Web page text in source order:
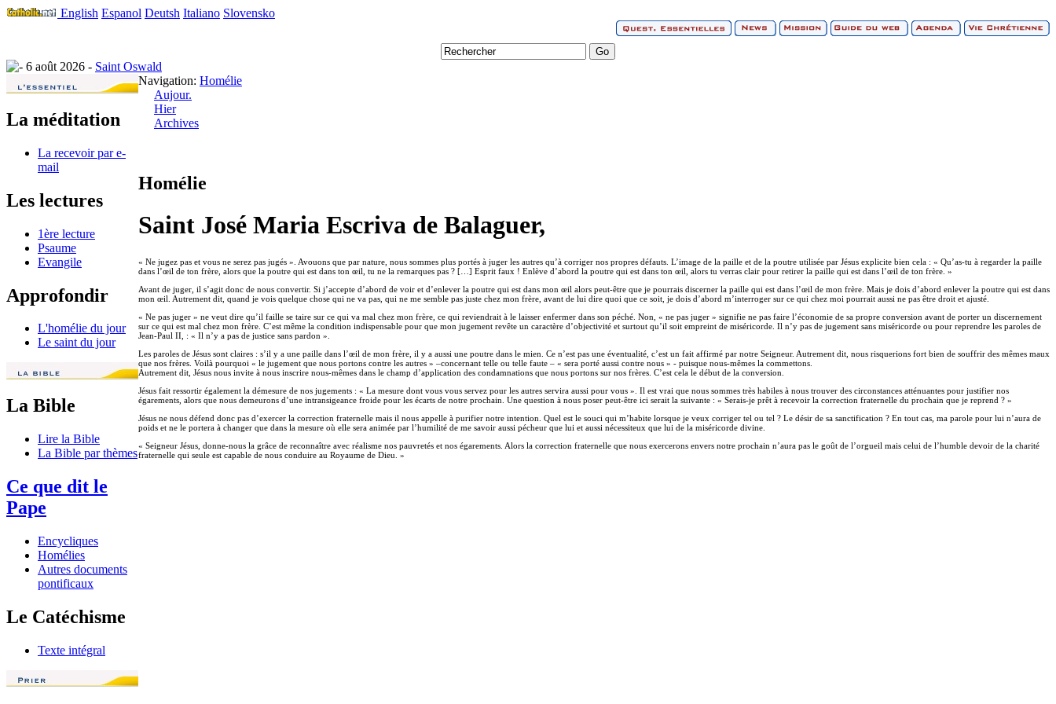
English Espanol Deutsh Italiano Slovensko
6 août 2026 - Saint Oswald
La méditation
La recevoir par e-
mail
Les lectures
1ère lecture
Psaume
Evangile
Approfondir
L'homélie du jour
Le saint du jour
La Bible
Lire la Bible
La Bible par thèmes
Ce que dit le
Pape
Encycliques
Homélies
Autres documents
pontificaux
Le Catéchisme
Texte intégral
Navigation: Homélie
Aujour.
Hier
Archives
Homélie
Saint José Maria Escriva de Balaguer,
« Ne jugez pas et vous ne serez pas jugés ». Avouons que par nature, nous sommes plus portés à juger les autres qu’à corriger nos propres défauts. L’image de la paille et de la poutre utilisée par Jésus explicite bien cela : « Qu’as-tu à regarder la paille
dans l’œil de ton frère, alors que la poutre qui est dans ton œil, tu ne la remarques pas ? […] Esprit faux ! Enlève d’abord la poutre qui est dans ton œil, alors tu verras clair pour retirer la paille qui est dans l’œil de ton frère. »
Avant de juger, il s’agit donc de nous convertir. Si j’accepte d’abord de voir et d’enlever la poutre qui est dans mon œil alors peut-être que je pourrais discerner la paille qui est dans l’œil de mon frère. Mais je dois d’abord enlever la poutre qui est dans
mon œil. Autrement dit, quand je vois quelque chose qui ne va pas, qui ne me semble pas juste chez mon frère, avant de lui dire quoi que ce soit, je dois d’abord m’interroger sur ce qui chez moi pourrait aussi ne pas être droit et ajusté.
« Ne pas juger » ne veut dire qu’il faille se taire sur ce qui va mal chez mon frère, ce qui reviendrait à le laisser enfermer dans son péché. Non, « ne pas juger » signifie ne pas faire l’économie de sa propre conversion avant de porter un discernement
sur ce qui est mal chez mon frère. C’est même la condition indispensable pour que mon jugement revête un caractère d’objectivité et surtout qu’il soit empreint de miséricorde. Il n’y pas de jugement sans miséricorde ou pour reprendre les paroles de
Jean-Paul II, : « Il n’y a pas de justice sans pardon ».
Les paroles de Jésus sont claires : s’il y a une paille dans l’œil de mon frère, il y a aussi une poutre dans le mien. Ce n’est pas une éventualité, c’est un fait affirmé par notre Seigneur. Autrement dit, nous risquerions fort bien de souffrir des mêmes maux
que nos frères. Voilà pourquoi « le jugement que nous portons contre les autres » –concernant telle ou telle faute – « sera porté aussi contre nous » - puisque nous-mêmes la commettons.
Autrement dit, Jésus nous invite à nous inscrire nous-mêmes dans le champ d’application des condamnations que nous portons sur nos frères. C’est cela le début de la conversion.
Jésus fait ressortir également la démesure de nos jugements : « La mesure dont vous vous servez pour les autres servira aussi pour vous ». Il est vrai que nous sommes très habiles à nous trouver des circonstances atténuantes pour justifier nos
égarements, alors que nous demeurons d’une intransigeance froide pour les écarts de notre prochain. Une question à nous poser peut-être ici serait la suivante : « Serais-je prêt à recevoir la correction fraternelle du prochain que je reprend ? »
Jésus ne nous défend donc pas d’exercer la correction fraternelle mais il nous appelle à purifier notre intention. Quel est le souci qui m’habite lorsque je veux corriger tel ou tel ? Le désir de sa sanctification ? En tout cas, ma parole pour lui n’aura de
poids et ne le portera à changer que dans la mesure où elle sera animée par l’humilité de me savoir aussi pécheur que lui et aussi nécessiteux que lui de la miséricorde divine.
« Seigneur Jésus, donne-nous la grâce de reconnaître avec réalisme nos pauvretés et nos égarements. Alors la correction fraternelle que nous exercerons envers notre prochain n’aura pas le goût de l’orgueil mais celui de l’humble devoir de la charité
fraternelle qui seule est capable de nous conduire au Royaume de Dieu. »